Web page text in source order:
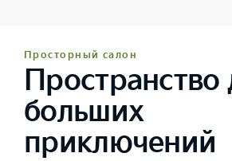
Просторный салон
Пространство
больших
приключений